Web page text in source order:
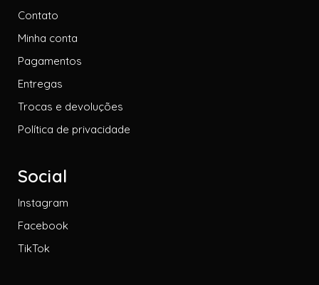
Contato
Minha conta
Pagamentos
Entregas
Trocas e devoluções
Política de privacidade
Social
Instagram
Facebook
TikTok